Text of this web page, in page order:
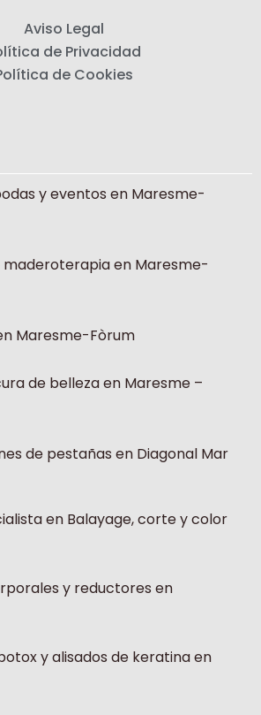
Aviso Legal
de Privacidad
de Cookies
y eventos en Maresme-
en Maresme-
Maresme-Fòrum
de belleza en Maresme –
de pestañas en Diagonal Mar
en Balayage, corte y color
y reductores en
y alisados de keratina en